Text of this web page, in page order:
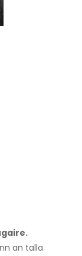
an talla